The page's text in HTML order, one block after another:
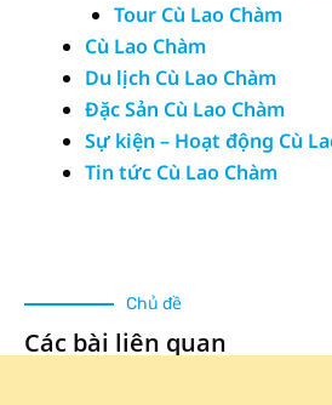
Tour Cù Lao Chàm
Cù Lao Chàm
Du lịch Cù Lao Chàm
Đặc Sản Cù Lao Chàm
Sự kiện – Hoạt động Cù
Tin tức Cù Lao Chàm
Chủ đề
Các bài liên quan